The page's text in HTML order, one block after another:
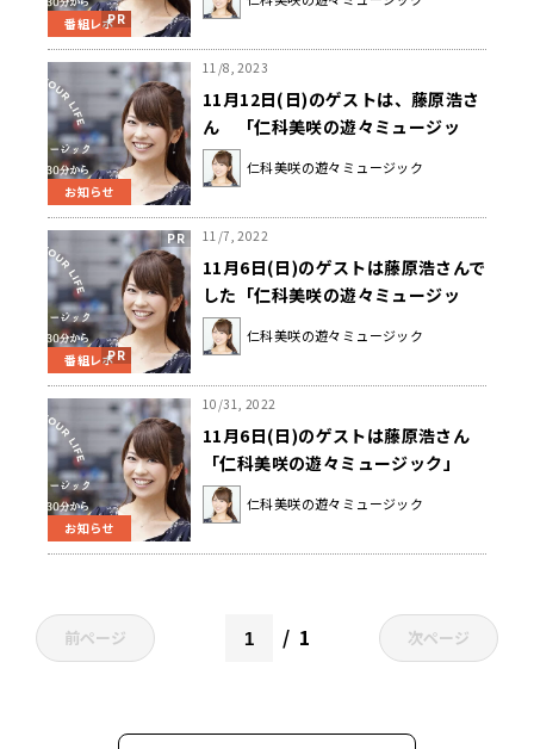
番組レポ
お知らせ
11/8, 2023
11月12日(日)のゲストは、藤原浩さ
ん 「仁科美咲の遊々ミュージッ
ク」
仁科美咲の遊々ミュージック
番組レポ
11/7, 2022
11月6日(日)のゲストは藤原浩さんで
した「仁科美咲の遊々ミュージッ
ク」
仁科美咲の遊々ミュージック
お知らせ
10/31, 2022
11月6日(日)のゲストは藤原浩さん
「仁科美咲の遊々ミュージック」
仁科美咲の遊々ミュージック
前ページ 1 次ページ